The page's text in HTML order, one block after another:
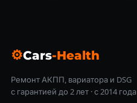
⚙Cars-Health
Ремонт АКПП, вариатора и DSG
с гарантией до 2 лет · с 2014 года